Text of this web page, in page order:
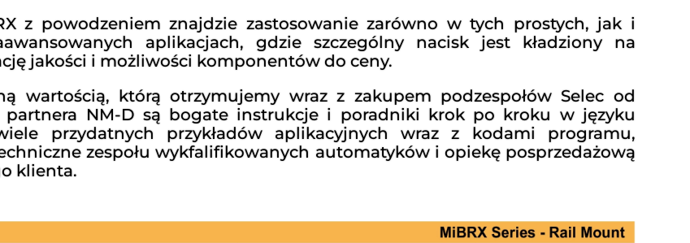
z powodzeniem znajdzie zastosowanie zarówno w tych prostych, jak i
aplikacjach, gdzie szczególny nacisk jest kładziony na
jakości i możliwości komponentów do ceny.
wartością, którą otrzymujemy wraz z zakupem podzespołów Selec od
partnera NM-D są bogate instrukcje i poradniki krok po kroku w języku
przydatnych przykładów aplikacyjnych wraz z kodami programu,
zespołu wykfalifikowanych automatyków i opiekę posprzedażową
klienta.